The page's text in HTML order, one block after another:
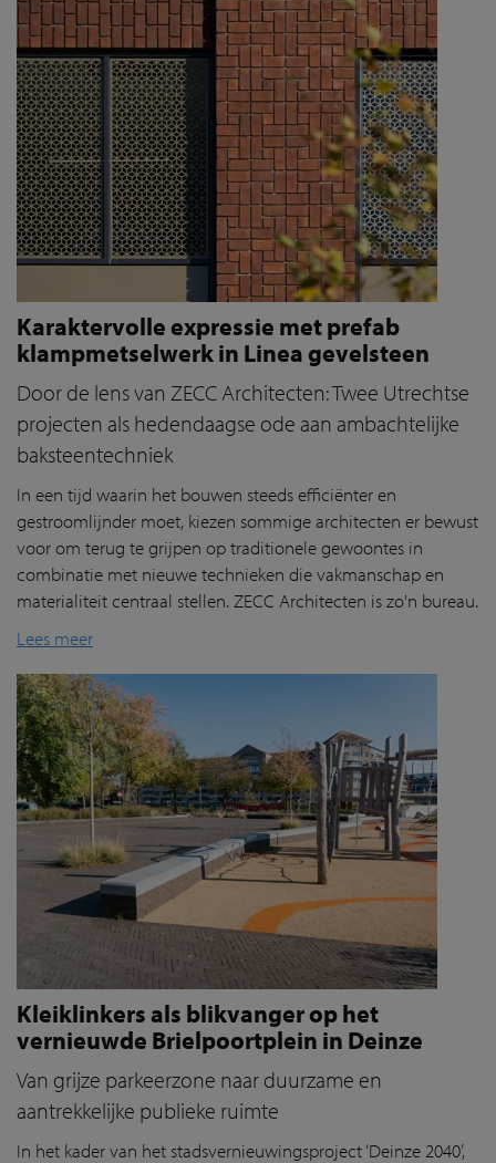
Karaktervolle expressie met prefab
klampmetselwerk in Linea gevelsteen
Door de lens van ZECC Architecten: Twee Utrechtse
projecten als hedendaagse ode aan ambachtelijke
baksteentechniek
In een tijd waarin het bouwen steeds efficiënter en
gestroomlijnder moet, kiezen sommige architecten er bewust
voor om terug te grijpen op traditionele gewoontes in
combinatie met nieuwe technieken die vakmanschap en
materialiteit centraal stellen. ZECC Architecten is zo'n bureau.
Lees meer
Kleiklinkers als blikvanger op het
vernieuwde Brielpoortplein in Deinze
Van grijze parkeerzone naar duurzame en
aantrekkelijke publieke ruimte
In het kader van het stadsvernieuwingsproject ‘Deinze 2040’,